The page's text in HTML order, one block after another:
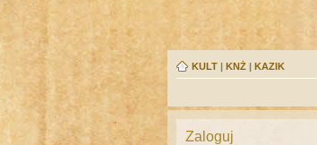
KULT | KNŻ | KAZIK
Zaloguj